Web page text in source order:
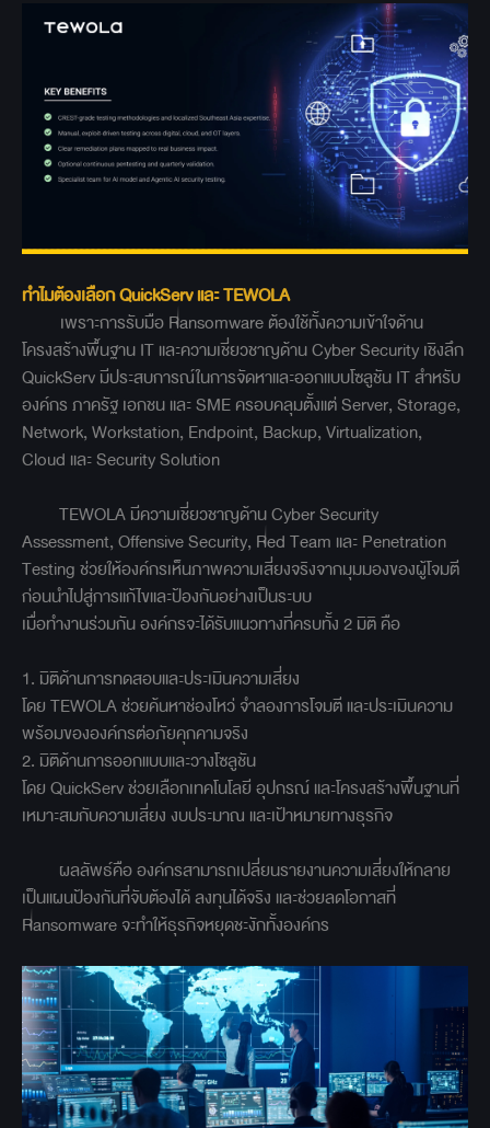
ทำไมต้องเลือก QuickServ และ TEWOLA
เพราะการรับมือ Ransomware ต้องใช้ทั้งความเข้าใจด้าน
โครงสร้างพื้นฐาน IT และความเชี่ยวชาญด้าน Cyber Security เชิงลึก
QuickServ มีประสบการณ์ในการจัดหาและออกแบบโซลูชัน IT สำหรับ
องค์กร ภาครัฐ เอกชน และ SME ครอบคลุมตั้งแต่ Server, Storage,
Network, Workstation, Endpoint, Backup, Virtualization,
Cloud และ Security Solution
TEWOLA มีความเชี่ยวชาญด้าน Cyber Security
Assessment, Offensive Security, Red Team และ Penetration
Testing ช่วยให้องค์กรเห็นภาพความเสี่ยงจริงจากมุมมองของผู้โจมตี
ก่อนนำไปสู่การแก้ไขและป้องกันอย่างเป็นระบบ
เมื่อทำงานร่วมกัน องค์กรจะได้รับแนวทางที่ครบทั้ง 2 มิติ คือ
1. มิติด้านการทดสอบและประเมินความเสี่ยง
โดย TEWOLA ช่วยค้นหาช่องโหว่ จำลองการโจมตี และประเมินความ
พร้อมขององค์กรต่อภัยคุกคามจริง
2. มิติด้านการออกแบบและวางโซลูชัน
โดย QuickServ ช่วยเลือกเทคโนโลยี อุปกรณ์ และโครงสร้างพื้นฐานที่
เหมาะสมกับความเสี่ยง งบประมาณ และเป้าหมายทางธุรกิจ
ผลลัพธ์คือ องค์กรสามารถเปลี่ยนรายงานความเสี่ยงให้กลาย
เป็นแผนป้องกันที่จับต้องได้ ลงทุนได้จริง และช่วยลดโอกาสที่
Ransomware จะทำให้ธุรกิจหยุดชะงักทั้งองค์กร